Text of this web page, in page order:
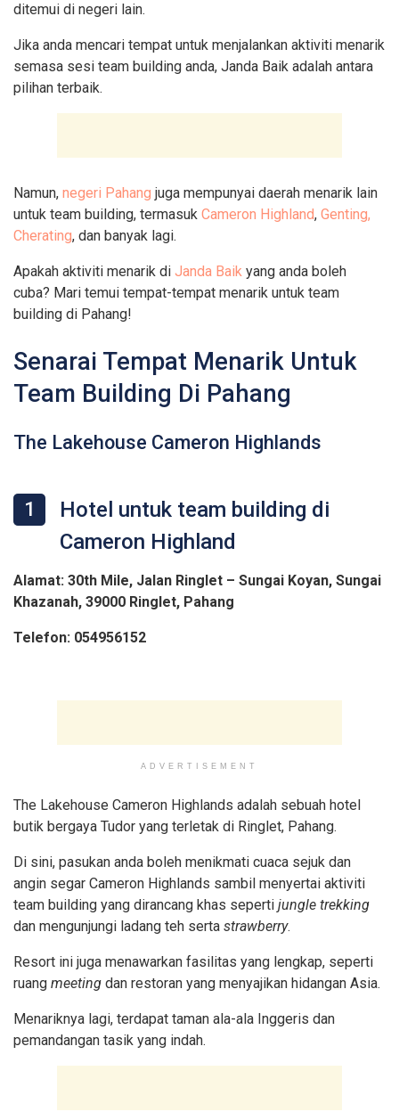
ditemui di negeri lain.
Jika anda mencari tempat untuk menjalankan aktiviti menarik
semasa sesi team building anda, Janda Baik adalah antara
pilihan terbaik.
Namun, negeri Pahang juga mempunyai daerah menarik lain
untuk team building, termasuk Cameron Highland, Genting,
Cherating, dan banyak lagi.
Apakah aktiviti menarik di Janda Baik yang anda boleh
cuba? Mari temui tempat-tempat menarik untuk team
building di Pahang!
Senarai Tempat Menarik Untuk
Team Building Di Pahang
The Lakehouse Cameron Highlands
1
Hotel untuk team building di
Cameron Highland
Alamat: 30th Mile, Jalan Ringlet – Sungai Koyan, Sungai
Khazanah, 39000 Ringlet, Pahang
Telefon: 054956152
ADVERTISEMENT
The Lakehouse Cameron Highlands adalah sebuah hotel
butik bergaya Tudor yang terletak di Ringlet, Pahang.
Di sini, pasukan anda boleh menikmati cuaca sejuk dan
angin segar Cameron Highlands sambil menyertai aktiviti
team building yang dirancang khas seperti jungle trekking
dan mengunjungi ladang teh serta strawberry.
Resort ini juga menawarkan fasilitas yang lengkap, seperti
ruang meeting dan restoran yang menyajikan hidangan Asia.
Menariknya lagi, terdapat taman ala-ala Inggeris dan
pemandangan tasik yang indah.